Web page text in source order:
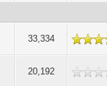
33,334
20,192